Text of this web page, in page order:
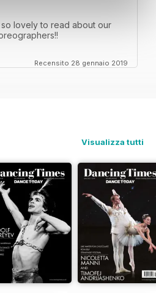
lovely to read about our
Recensito 28 gennaio 2019
Visualizza tutti